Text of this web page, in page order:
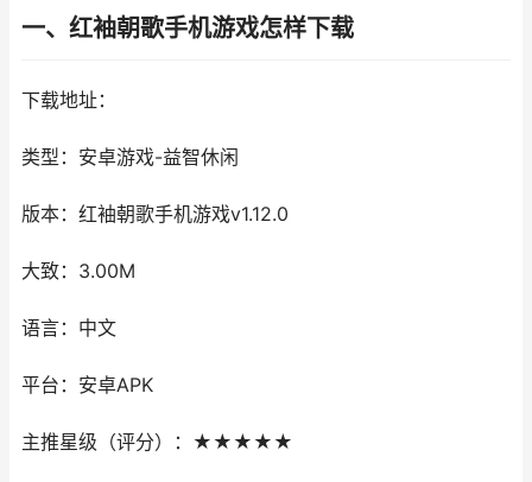
一、红袖朝歌手机游戏怎样下载
下载地址：
类型：安卓游戏-益智休闲
版本：红袖朝歌手机游戏v1.12.0
大致：3.00M
语言：中文
平台：安卓APK
主推星级（评分）：★★★★★